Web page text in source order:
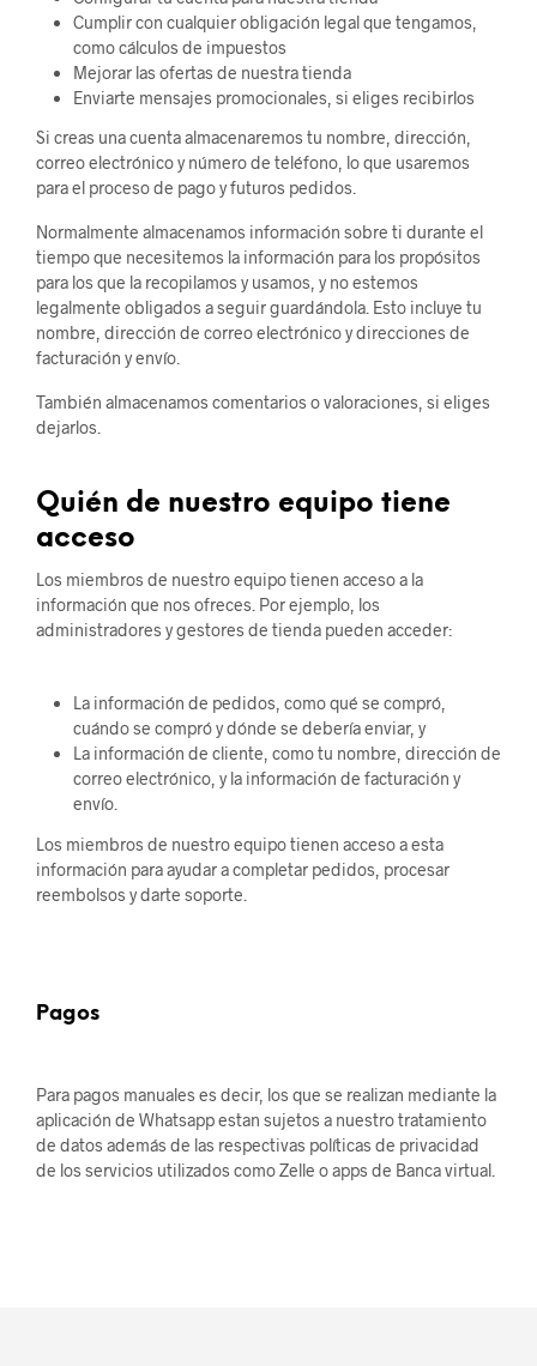
Cumplir con cualquier obligación legal que tengamos,
como cálculos de impuestos
Mejorar las ofertas de nuestra tienda
Enviarte mensajes promocionales, si eliges recibirlos
Si creas una cuenta almacenaremos tu nombre, dirección,
correo electrónico y número de teléfono, lo que usaremos
para el proceso de pago y futuros pedidos.
Normalmente almacenamos información sobre ti durante el
tiempo que necesitemos la información para los propósitos
para los que la recopilamos y usamos, y no estemos
legalmente obligados a seguir guardándola. Esto incluye tu
nombre, dirección de correo electrónico y direcciones de
facturación y envío.
También almacenamos comentarios o valoraciones, si eliges
dejarlos.
Quién de nuestro equipo tiene
acceso
Los miembros de nuestro equipo tienen acceso a la
información que nos ofreces. Por ejemplo, los
administradores y gestores de tienda pueden acceder:
La información de pedidos, como qué se compró,
cuándo se compró y dónde se debería enviar, y
La información de cliente, como tu nombre, dirección de
correo electrónico, y la información de facturación y
envío.
Los miembros de nuestro equipo tienen acceso a esta
información para ayudar a completar pedidos, procesar
reembolsos y darte soporte.
Pagos
Para pagos manuales es decir, los que se realizan mediante la
aplicación de Whatsapp estan sujetos a nuestro tratamiento
de datos además de las respectivas políticas de privacidad
de los servicios utilizados como Zelle o apps de Banca virtual.